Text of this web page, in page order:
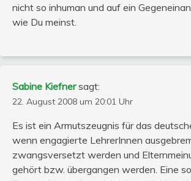
nicht so inhuman und auf ein
wie Du meinst.
Sabine Kiefner sagt:
22. August 2008 um 20:01 Uhr
Es ist ein Armutszeugnis für das
wenn engagierte LehrerInnen
zwangsversetzt werden und
gehört bzw. übergangen werden. Eine